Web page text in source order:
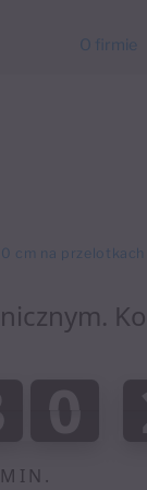
O firmie
cm na przelotkach
0
0
MIN.